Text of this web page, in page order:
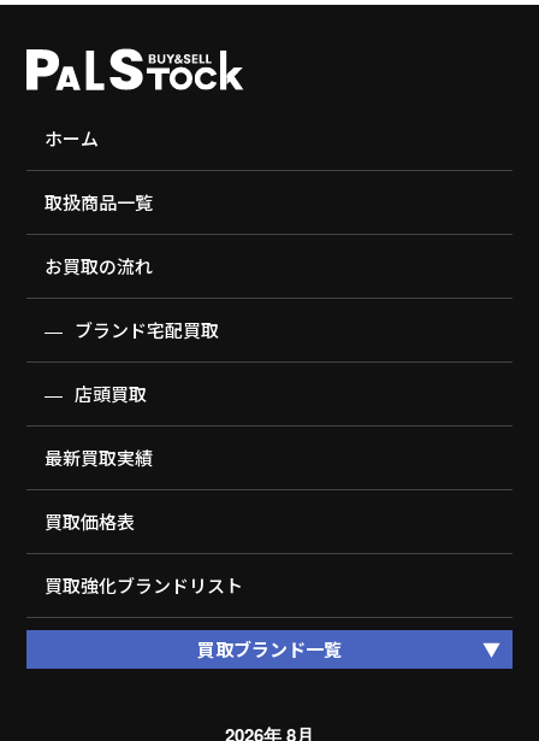
ホーム
取扱商品一覧
お買取の流れ
ブランド宅配買取
店頭買取
最新買取実績
買取価格表
買取強化ブランドリスト
買取ブランド一覧
2026年 8月